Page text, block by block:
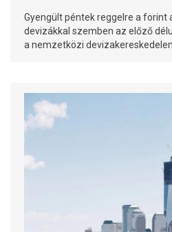
Gyengült péntek reggelre a forint
devizákkal szemben az előző
a nemzetközi